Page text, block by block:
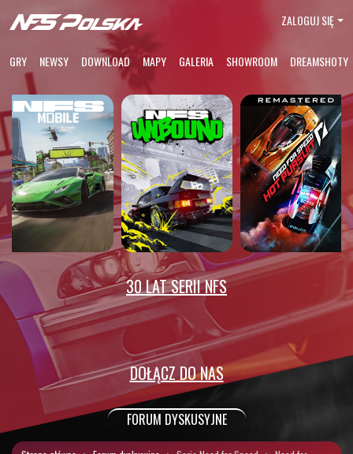
GRY NEWSY DOWNLOAD MAPY GALERIA SHOWROOM DREAMSHOTY
ZALOGUJ SIĘ
30 LAT SERII NFS
DOŁĄCZ DO NAS
FORUM DYSKUSYJNE